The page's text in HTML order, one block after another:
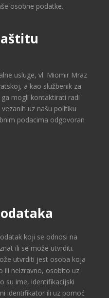
osobne podatke.
usluge, vl. Miomir Mraz
a kao službenik za
mogli kontaktirati radi
uz našu politiku
podacima odgovoran
koji se odnosi na
ili se može utvrditi.
utvrditi jest osoba koja
ili neizravno, osobito uz
su ime, identifikacijski
identifikator ili uz pomoć